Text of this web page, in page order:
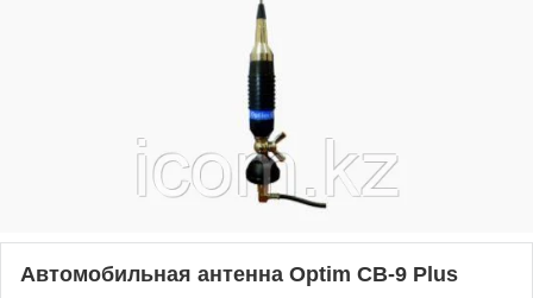
Автомобильная антенна Optim CB-9 Plus